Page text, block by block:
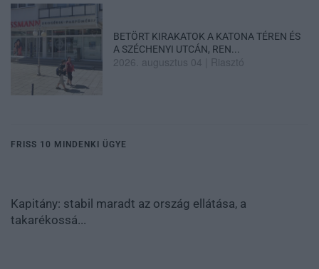
BETÖRT KIRAKATOK A KATONA TÉREN ÉS
A SZÉCHENYI UTCÁN, REN...
2026. augusztus 04 Riasztó
FRISS 10 MINDENKI ÜGYE
Kapitány: stabil maradt az ország ellátása, a
takarékossá...